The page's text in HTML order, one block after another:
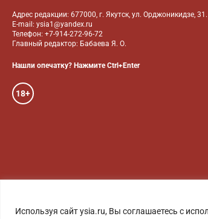
Используя сайт ysia.ru, Вы соглашаетесь с
Адрес редакции: 677000, г. Якутск, ул. Орджоникидзе, 31.
E-mail: ysia1@yandex.ru
Телефон: +7-914-272-96-72
Главный редактор: Бабаева Я. О.
Нашли опечатку? Нажмите Ctrl+Enter
18+
ГОЛОС